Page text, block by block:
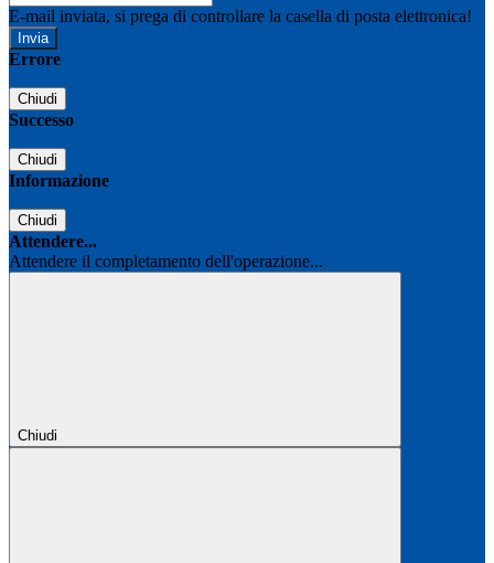
E-mail inviata, si prega di controllare la casella di posta elettronica!
Errore
Chiudi
Successo
Chiudi
Informazione
Chiudi
Attendere...
Attendere il completamento dell'operazione...
Chiudi